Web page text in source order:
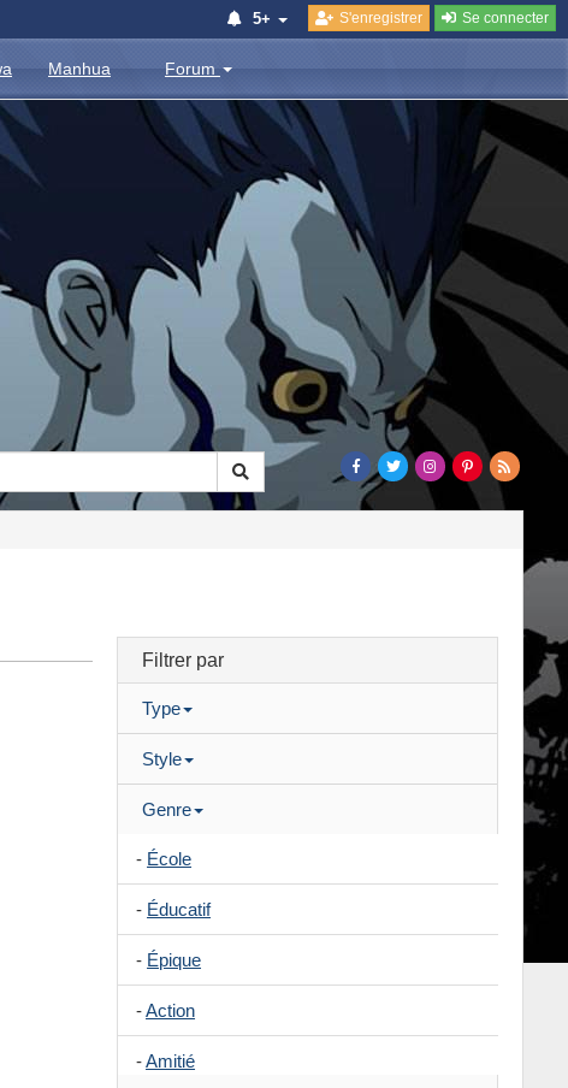
5+ S'enregistrer Se connecter
Manhua Forum
Filtrer par
Type
Style
Genre
- École
- Éducatif
- Épique
-Action
-Amitié